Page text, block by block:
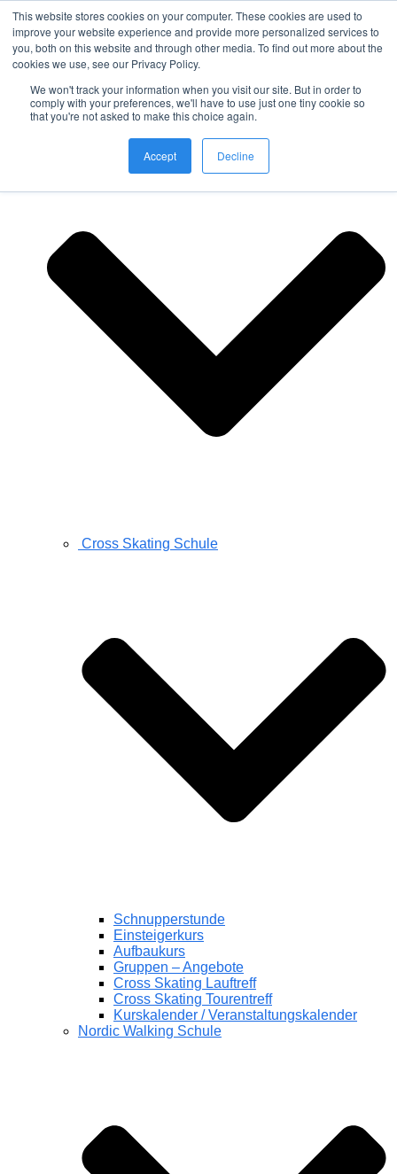
This website stores cookies on your computer. These cookies are used to
improve your website experience and provide more personalized services to
you, both on this website and through other media. To find out more about the
cookies we use, see our Privacy Policy.
We won't track your information when you visit our site. But in order to
comply with your preferences, we'll have to use just one tiny cookie so
that you're not asked to make this choice again.
Accept Decline
Nordic Sports Reutlingen
Navigation umschalten
Fitness
Cross Skating Schule
Schnupperstunde
Einsteigerkurs
Aufbaukurs
Gruppen – Angebote
Cross Skating Lauftreff
Cross Skating Tourentreff
Kurskalender / Veranstaltungskalender
Nordic Walking Schule